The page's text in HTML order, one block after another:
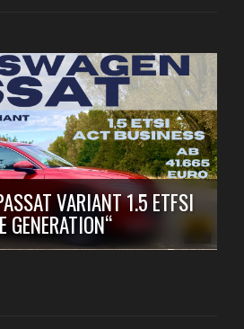
VARIANT 1.5 ETFSI
GENERATION“